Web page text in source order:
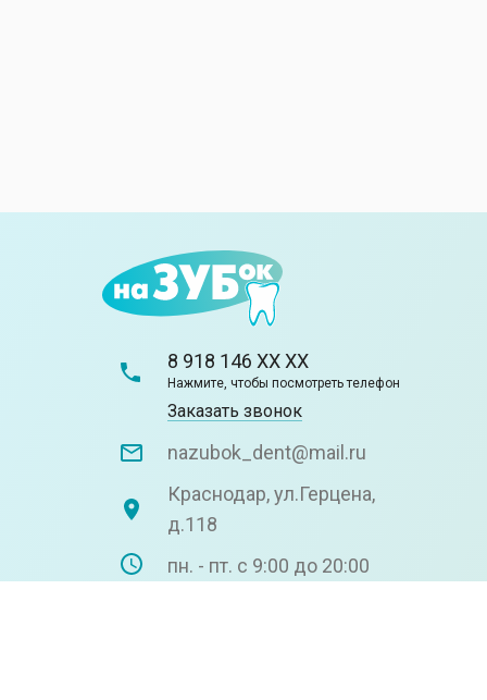
8 918 146 XX XX
Нажмите, чтобы посмотреть телефон
Заказать звонок
nazubok_dent@mail.ru
Краснодар, ул.Герцена,
д.118
пн. - пт. с 9:00 до 20:00